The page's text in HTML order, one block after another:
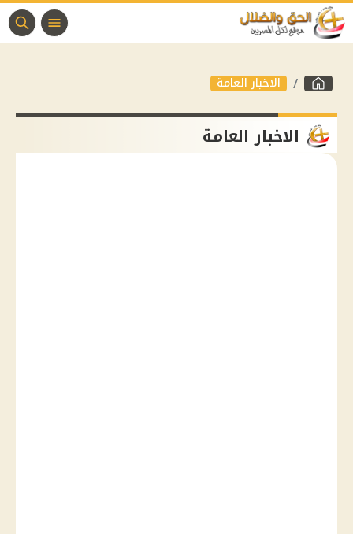
الاخبار العامة
الاخبار العامة